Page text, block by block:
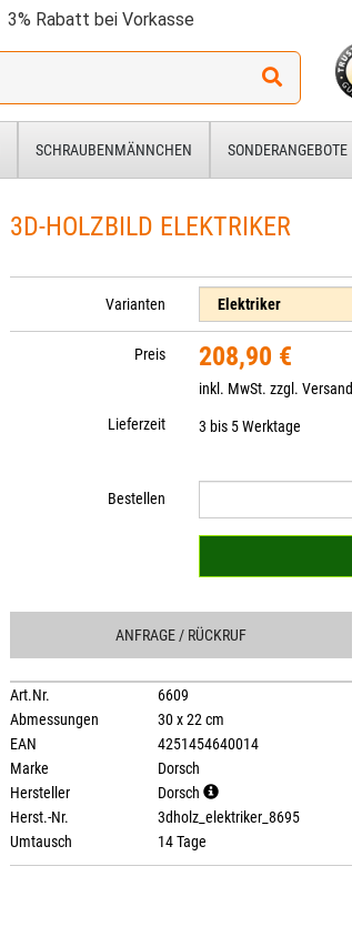
3% Rabatt bei Vorkasse
SCHRAUBENMÄNNCHEN SONDERANGEBOTE
3D-HOLZBILD ELEKTRIKER
Varianten
Preis 208,90 €
inkl. MwSt. zzgl.Versand
Lieferzeit
3 bis 5 Werktage
Bestellen
ANFRAGE / RÜCKRUF
Art.Nr.
6609
Abmessungen
30 x 22 cm
EAN
4251454640014
Marke
Dorsch
Hersteller
Dorsch
Herst.-Nr.
3dholz_elektriker_8695
Umtausch
14 Tage